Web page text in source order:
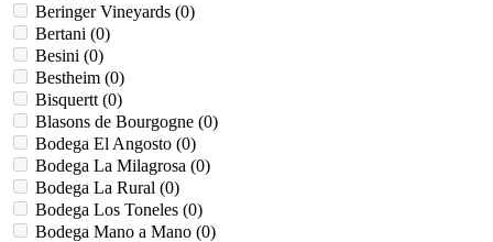
Beringer Vineyards (0)
Bertani (0)
Besini (0)
Bestheim (0)
Bisquertt (0)
Blasons de Bourgogne (0)
Bodega El Angosto (0)
Bodega La Milagrosa (0)
Bodega La Rural (0)
Bodega Los Toneles (0)
Bodega Mano a Mano (0)